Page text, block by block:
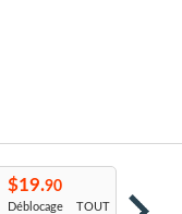
$19.90
Déblocage TOUT